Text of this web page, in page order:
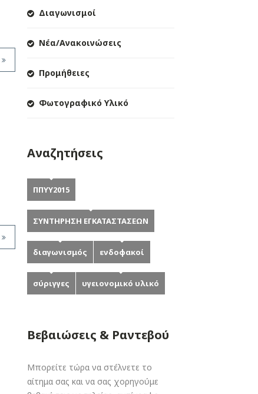
Διαγωνισμοί
Νέα/Ανακοινώσεις
Προμήθειες
Φωτογραφικό Υλικό
Αναζητήσεις
ΠΠΥΥ2015
ΣΥΝΤΗΡΗΣΗ ΕΓΚΑΤΑΣΤΑΣΕΩΝ
διαγωνισμός ενδοφακοί
σύριγγες υγειονομικό υλικό
Βεβαιώσεις & Ραντεβού
Μπορείτε τώρα να στέλνετε το
αίτημα σας και να σας χορηγούμε